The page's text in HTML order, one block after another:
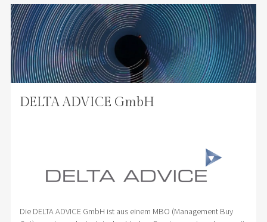
DELTA ADVICE GmbH
Die DELTA ADVICE GmbH ist aus einem MBO (Management Buy